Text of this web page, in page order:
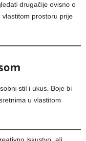
drugačije ovisno o
vlastitom prostoru prije
stil i ukus. Boje bi
u vlastitom